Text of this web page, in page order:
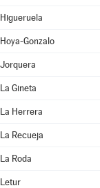
Higueruela
Hoya-Gonzalo
Jorquera
La Gineta
La Herrera
La Recueja
La Roda
Letur